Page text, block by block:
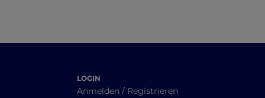
LOGIN
Anmelden / Registrieren